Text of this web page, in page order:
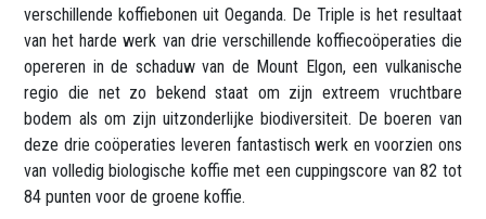
verschillende koffiebonen uit Oeganda. De Triple is het resultaat
van het harde werk van drie verschillende koffiecoöperaties die
opereren in de schaduw van de Mount Elgon, een vulkanische
regio die net zo bekend staat om zijn extreem vruchtbare
bodem als om zijn uitzonderlijke biodiversiteit. De boeren van
deze drie coöperaties leveren fantastisch werk en voorzien ons
van volledig biologische koffie met een cuppingscore van 82 tot
84 punten voor de groene koffie.​